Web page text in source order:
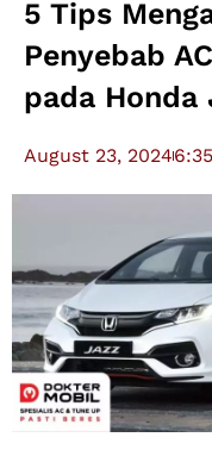
5 Tips
Penyebab
pada Honda
August 23, 2024